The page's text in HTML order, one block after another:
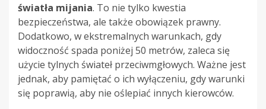
światła mijania. To nie tylko kwestia
bezpieczeństwa, ale także obowiązek prawny.
Dodatkowo, w ekstremalnych warunkach, gdy
widoczność spada poniżej 50 metrów, zaleca się
użycie tylnych świateł przeciwmgłowych. Ważne jest
jednak, aby pamiętać o ich wyłączeniu, gdy warunki
się poprawią, aby nie oślepiać innych kierowców.